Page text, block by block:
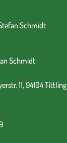
Schmidt
11, 94104 Tittling